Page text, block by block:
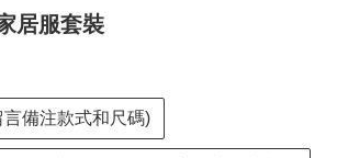
居服套裝
備注款式和尺碼)